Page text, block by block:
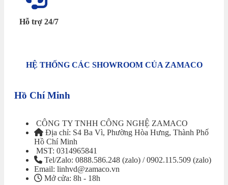
Hỗ trợ 24/7
HỆ THỐNG CÁC SHOWROOM CỦA ZAMACO
Hồ Chí Minh
CÔNG TY TNHH CÔNG NGHỆ ZAMACO
Địa chỉ: S4 Ba Vì, Phường Hòa Hưng, Thành Phố
Hồ Chí Minh
MST: 0314965841
Tel/Zalo: 0888.586.248 (zalo) / 0902.115.509 (zalo)
Email: linhvd@zamaco.vn
Mở cửa: 8h - 18h